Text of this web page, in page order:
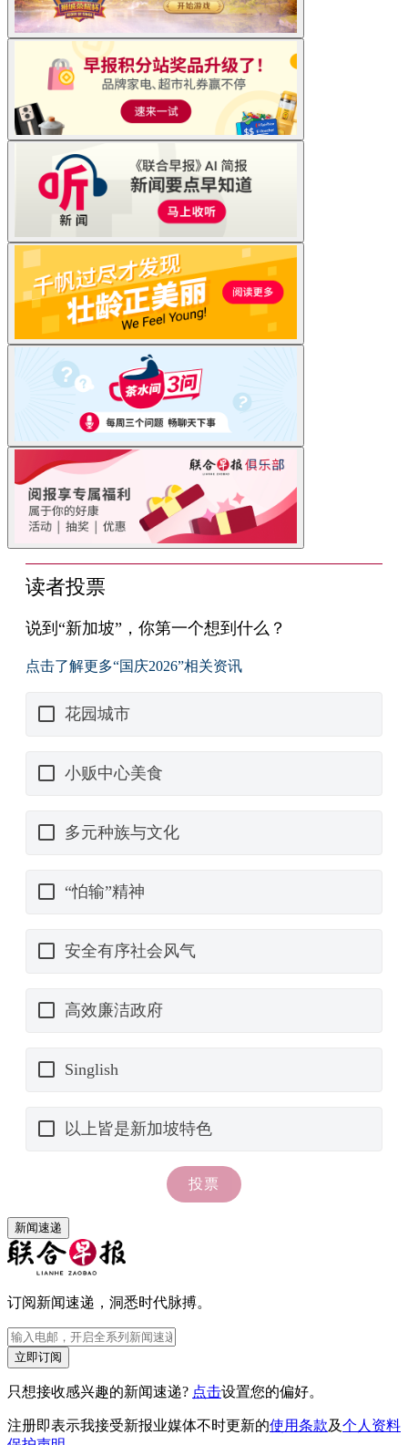
新闻速递
订阅新闻速递，洞悉时代脉搏。
立即订阅
只想接收感兴趣的新闻速递? 点击设置您的偏好。
注册即表示我接受新报业媒体不时更新的使用条款及个人资料